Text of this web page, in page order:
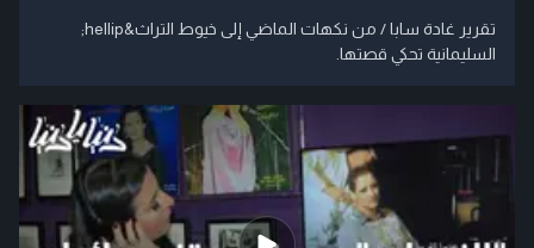
تقرير غادة سابا / من نكهات الماضي إلى خيوط التراث&hellip;
السليمانية تحكي قصتها.